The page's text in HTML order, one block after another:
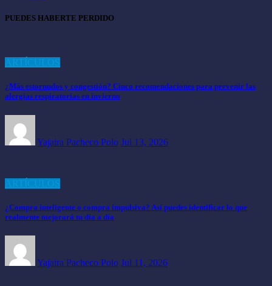
PUEDES HABERTE PERDIDO
¿Más estornudos y congestión? Cinco recomendaciones para prevenir las
alergias respiratorias en invierno
Yajaira Pacheco Polo Jul 13, 2026
¿Compra inteligente o compra impulsiva? Así puedes identificar lo que
realmente mejorará tu día a día
Yajaira Pacheco Polo Jul 11, 2026